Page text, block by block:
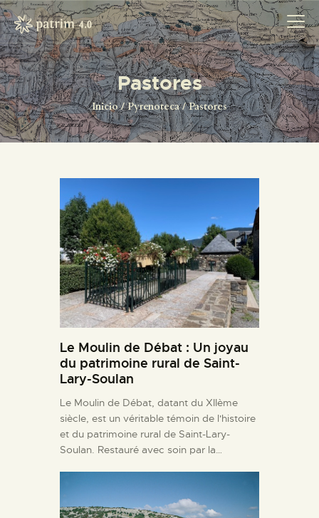
Pastores
Inicio Pyrenoteca Pastores
INICIO
PYRENOTECA 4.0
LA RED
CONTACTO
Le Moulin de Débat : Un joyau
du patrimoine rural de Saint-
Lary-Soulan
Le Moulin de Débat, datant du XIIème
siècle, est un véritable témoin de l'histoire
et du patrimoine rural de Saint-Lary-
Soulan. Restauré avec soin par la…